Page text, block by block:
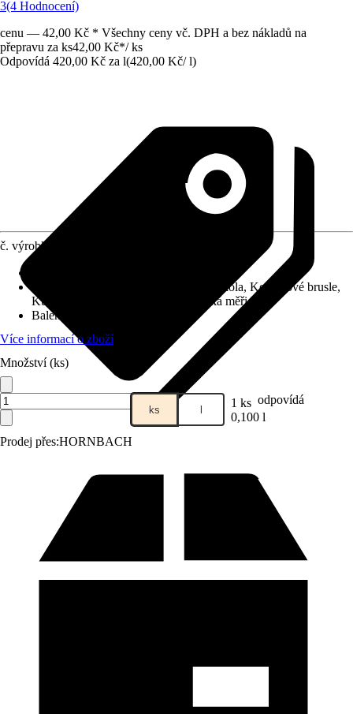
3(4 Hodnocení)
cenu — 42,00 Kč * Všechny ceny vč. DPH a bez nákladů na
přepravu za ks42,00 Kč*/ ks
Odpovídá 420,00 Kč za l(420,00 Kč/ l)
Prodej přes:HORNBACH
č. výrobku
Šicí a psací stroje, Jízdní kola, Kolečkové brusle,
Kuličkové ložisko, Jemná mechanická měřidla
Balení
Více informací o zboží
Množství (ks)
ks l 1 ks odpovídá
0,100 l